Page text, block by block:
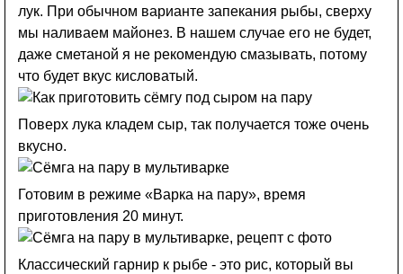
лук. При обычном варианте запекания рыбы, сверху
мы наливаем майонез. В нашем случае его не будет,
даже сметаной я не рекомендую смазывать, потому
что будет вкус кисловатый.
Поверх лука кладем сыр, так получается тоже очень
вкусно.
Готовим в режиме «Варка на пару», время
приготовления 20 минут.
Классический гарнир к рыбе - это рис, который вы